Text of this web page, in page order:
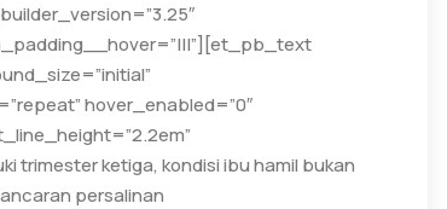
hover_enabled=”0″
trimester ketiga, kondisi ibu hamil bukan
persalinan